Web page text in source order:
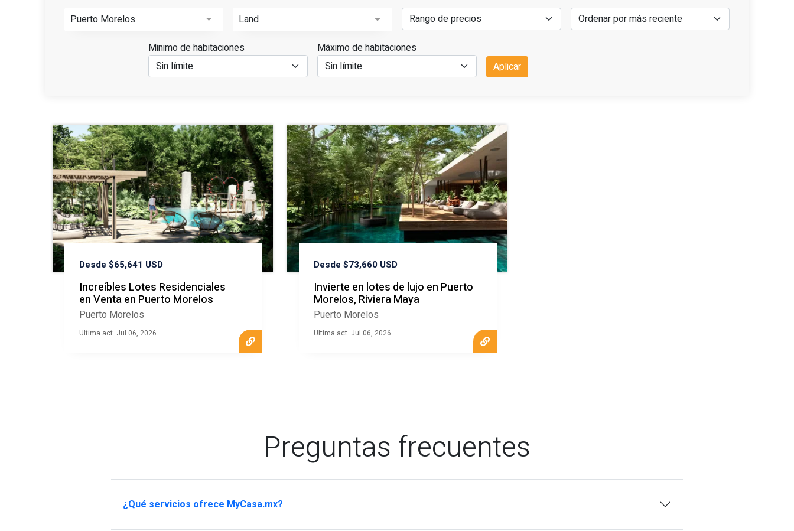
Puerto Morelos
Land
Minimo de habitaciones
Máximo de habitaciones
Aplicar
Desde $65,641 USD
Increíbles Lotes Residenciales
en Venta en Puerto Morelos
Puerto Morelos
Ultima act. Jul 06, 2026
Desde $73,660 USD
Invierte en lotes de lujo en Puerto
Morelos, Riviera Maya
Puerto Morelos
Ultima act. Jul 06, 2026
Preguntas frecuentes
¿Qué servicios ofrece MyCasa.mx?